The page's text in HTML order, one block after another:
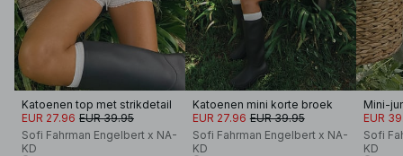
Katoenen top met strikdetail
EUR 27.96 EUR 39.95
Sofi Fahrman Engelbert x NA-
KD
Katoenen mini korte broek
EUR 27.96 EUR 39.95
Sofi Fahrman Engelbert x NA-
KD
EUR
Sofi
KD